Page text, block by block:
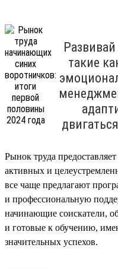
такие
Рынок труда
активных и
все чаще предлагают
и профессиональную
начинающие соискатели,
и готовые к обучению,
значительных успехов.